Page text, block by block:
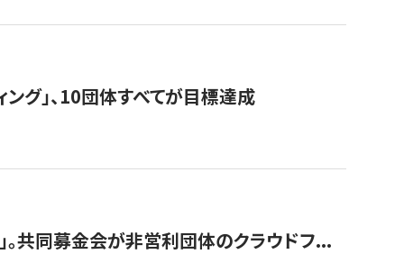
グ」、10団体すべてが目標達成
。共同募金会が非営利団体のクラウドフ...